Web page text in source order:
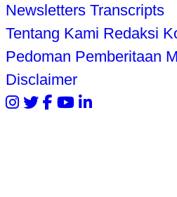
Newsletters Transcripts
Tentang Kami Redaksi
Pedoman Pemberitaan
Disclaimer